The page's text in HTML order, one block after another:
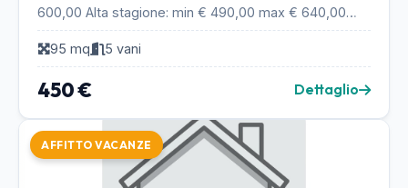
600,00 Alta stagione: min € 490,00 max € 640,00
Bambini al di sotto dei 4 anni gratis, fino ai 12 anni...
95 mq
5 vani
450 € Dettaglio
AFFITTO VACANZE